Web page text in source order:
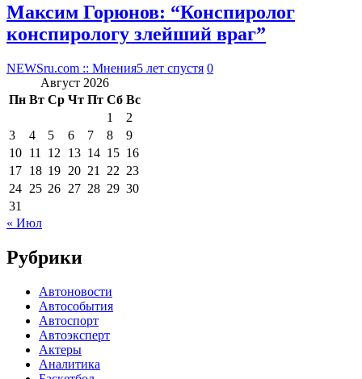
Максим Горюнов: “Конспиролог
конспирологу злейший враг”
NEWSru.com :: Мнения5 лет спустя 0
Август 2026
Пн Вт Ср Чт Пт Сб Вс
1
2
3
4 5 6 7 8
9
10 11 12 13 14 15 16
17 18 19 20 21 22 23
24 25 26 27 28 29 30
31
« Июл
Рубрики
Автоновости
Автособытия
Автоспорт
Автоэксперт
Актеры
Аналитика